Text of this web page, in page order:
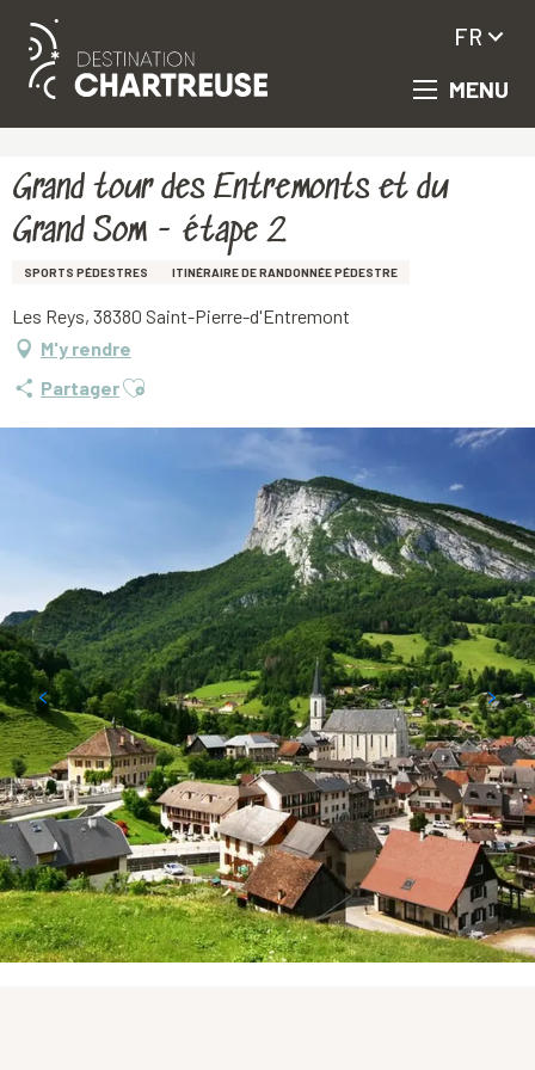
Aller
principal
MENU
FR
Grand tour des Entremonts et du
Grand Som - étape 2
SPORTS PÉDESTRES ITINÉRAIRE DE RANDONNÉE PÉDESTRE
Les Reys, 38380 Saint-Pierre-d'Entremont
M'y rendre
PartagerAjouter aux favoris